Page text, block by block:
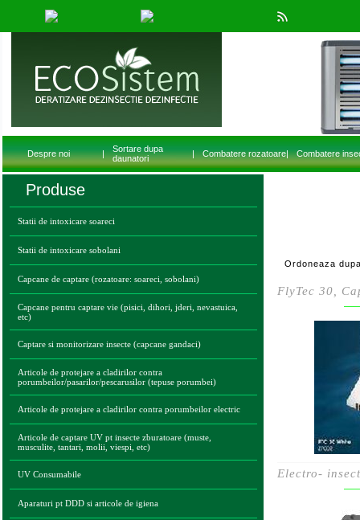
Despre noi |
Sortare dupa
daunatori
| Combatere rozatoare| Combatere
Produse
Statii de intoxicare soareci
Statii de intoxicare sobolani
Capcane de captare (rozatoare: soareci, sobolani)
Capcane pentru captare vie (pisici, dihori, jderi, nevastuica,
etc)
Captare si monitorizare insecte (capcane gandaci)
Articole de protejare a cladirilor contra
porumbeilor/pasarilor/pescarusilor (tepuse porumbei)
Articole de protejare a cladirilor contra porumbeilor electric
Articole de captare UV pt insecte zburatoare (muste,
musculite, tantari, molii, viespi, etc)
UV Consumabile
Aparaturi pt DDD si articole de igiena
Ordoneaza
FlyTec 30,
Electro-